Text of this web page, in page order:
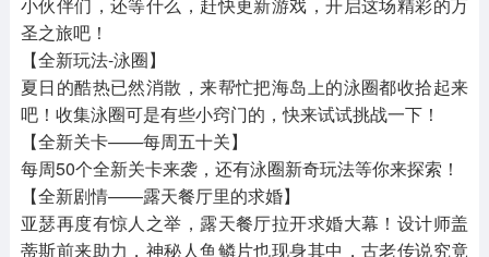
小伙伴们，还等什么，赶快更新游戏，开启这场精彩的万
圣之旅吧！
【全新玩法-泳圈】
夏日的酷热已然消散，来帮忙把海岛上的泳圈都收拾起来
吧！收集泳圈可是有些小窍门的，快来试试挑战一下！
【全新关卡——每周五十关】
每周50个全新关卡来袭，还有泳圈新奇玩法等你来探索！
【全新剧情——露天餐厅里的求婚】
亚瑟再度有惊人之举，露天餐厅拉开求婚大幕！设计师盖
蒂斯前来助力，神秘人鱼鳞片也现身其中，古老传说究竟